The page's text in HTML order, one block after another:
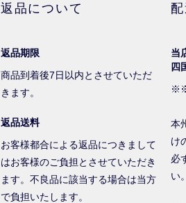
返品について
返品期限
商品到着後7日以内とさせていただ
きます。
返品送料
お客様都合による返品につきまして
はお客様のご負担とさせていただき
ます。不良品に該当する場合は当方
で負担いたします。
当
四
本
け
必
い。